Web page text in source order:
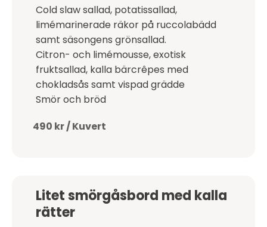
Cold slaw sallad, potatissallad,
limémarinerade räkor på ruccolabädd
samt säsongens grönsallad.
Citron- och limémousse, exotisk
fruktsallad, kalla bärcrêpes med
chokladsås samt vispad grädde
Smör och bröd
490 kr / Kuvert
Litet smörgåsbord med kalla
rätter